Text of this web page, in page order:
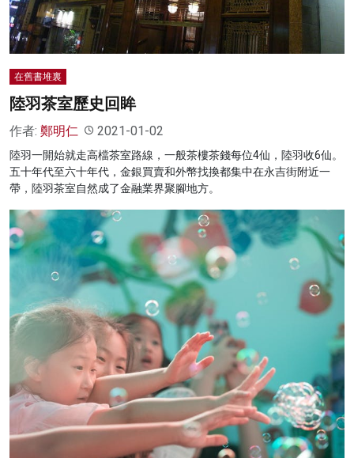
在舊書堆裏
陸羽茶室歷史回眸
作者: 鄭明仁 2021-01-02
陸羽一開始就走高檔茶室路線，一般茶樓茶錢每位4仙，陸羽收6仙。
五十年代至六十年代，金銀買賣和外幣找換都集中在永吉街附近一
帶，陸羽茶室自然成了金融業界聚腳地方。